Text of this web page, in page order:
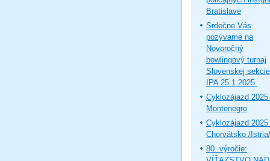
Bratislave
Srdečne Vás
pozývame na
Novoročný
bowlingový turnaj
Slovenskej sekcie
IPA 25.1.2025.
Cyklozájazd 2025
Montenegro
Cyklozájazd 2025
Chorvátsko /Istria/
80. výročie: